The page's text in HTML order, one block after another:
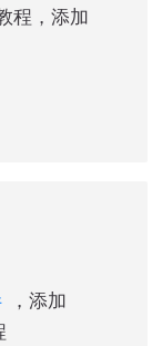
程，添加
，添加